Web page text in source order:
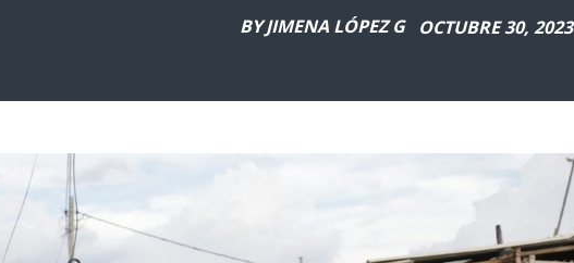
BYJIMENA LÓPEZ G OCTUBRE 30, 2023